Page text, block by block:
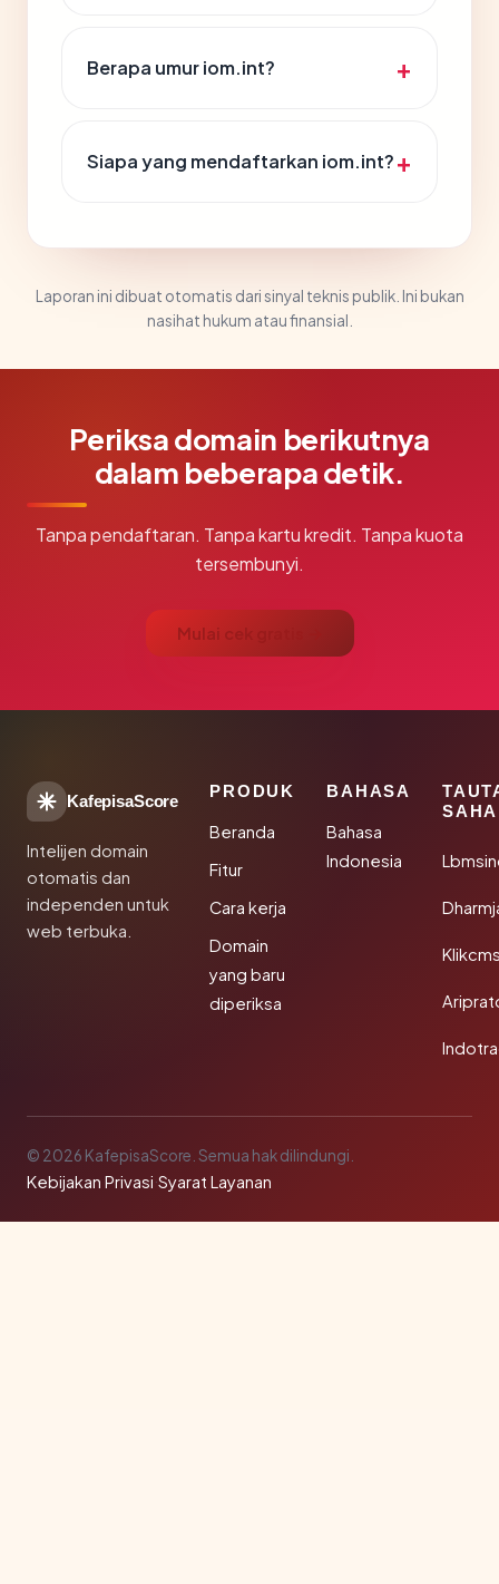
Berapa umur iom.int?
Siapa yang mendaftarkan iom.int?
Laporan ini dibuat otomatis dari sinyal teknis publik. Ini bukan
nasihat hukum atau finansial.
Periksa domain berikutnya
dalam beberapa detik.
Tanpa pendaftaran. Tanpa kartu kredit. Tanpa kuota
tersembunyi.
Mulai cek gratis →
KafepisaScore
Intelijen domain
otomatis dan
independen untuk
web terbuka.
PRODUK
Beranda
Fitur
Cara kerja
Domain
yang baru
diperiksa
BAHASA
Bahasa
Indonesia
© 2026 KafepisaScore. Semua hak dilindungi.
Kebijakan Privasi·Syarat Layanan